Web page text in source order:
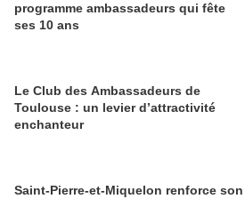
programme ambassadeurs qui fête
ses 10 ans
Le Club des Ambassadeurs de
Toulouse : un levier d’attractivité
enchanteur
Saint-Pierre-et-Miquelon renforce son